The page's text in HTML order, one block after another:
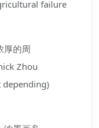
failure
厚的周
Zhou